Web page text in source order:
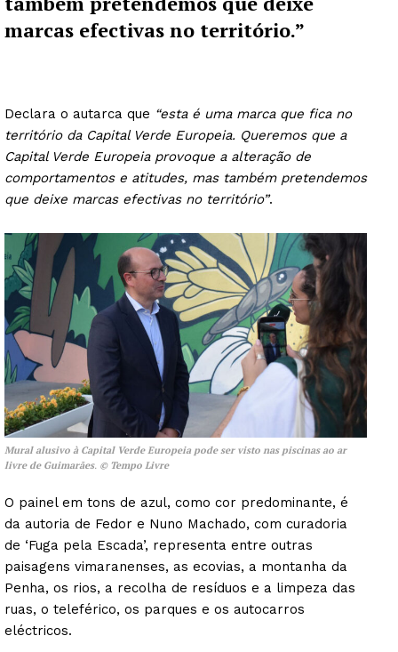
marcas efectivas no território.”
Declara o autarca que “esta é uma marca que fica no
território da Capital Verde Europeia. Queremos que a
Capital Verde Europeiaprovoque a alteração de
comportamentos e atitudes, mas também pretendemos
que deixe marcas efectivas no território”.
Mural alusivo à Capital Verde Europeia pode ser visto nas piscinas ao ar
livre de Guimarães. © Tempo Livre
O painel em tons de azul, como cor predominante, é
da autoria de Fedor e Nuno Machado, com curadoria
de ‘Fuga pela Escada’, representa entre outras
paisagens vimaranenses, as ecovias, a montanha da
Penha, os rios, a recolha de resíduos e a limpeza das
ruas, o teleférico, os parques e os autocarros
eléctricos.